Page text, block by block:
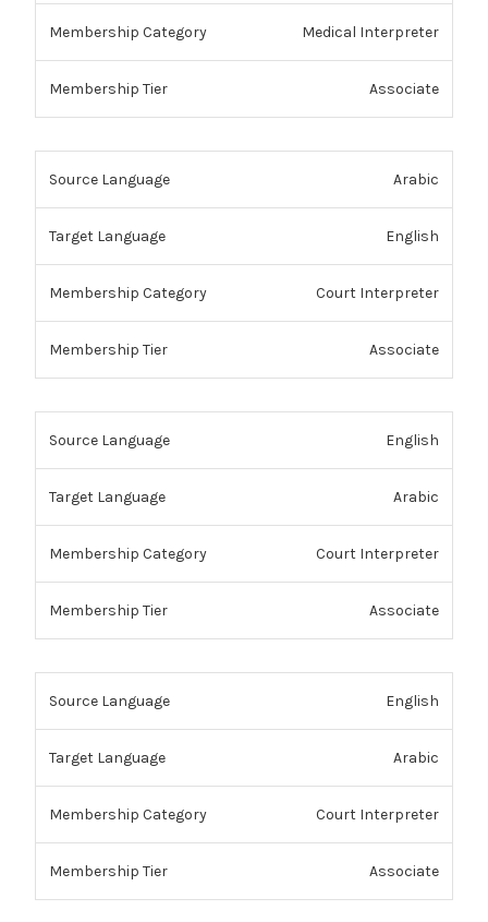
Medical Interpreter
Associate
Arabic
English
Court Interpreter
Associate
English
Arabic
Court Interpreter
Associate
English
Arabic
Court Interpreter
Associate